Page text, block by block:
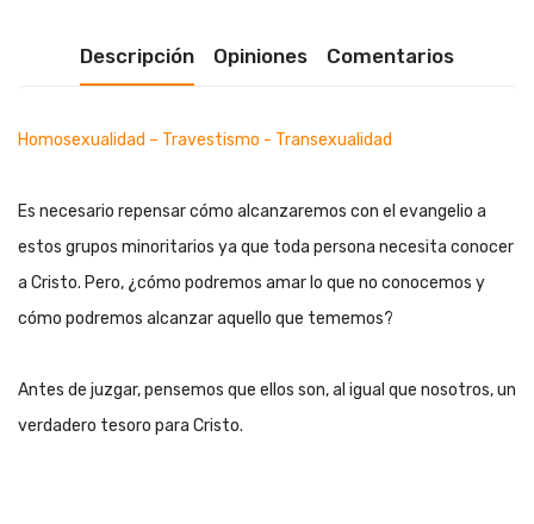
Descripción Opiniones Comentarios
Homosexualidad – Travestismo - Transexualidad
Es necesario repensar cómo alcanzaremos con el evangelio a
estos grupos minoritarios ya que toda persona necesita conocer
a Cristo. Pero, ¿cómo podremos amar lo que no conocemos y
cómo podremos alcanzar aquello que tememos?
Antes de juzgar, pensemos que ellos son, al igual que nosotros, un
verdadero tesoro para Cristo.